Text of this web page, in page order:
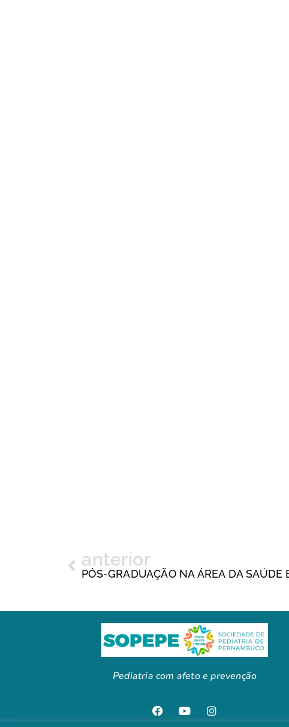
anterior
Pediatria com afeto e prevenção